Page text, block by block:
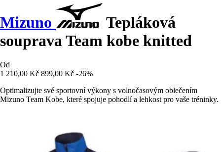
Mizuno
Tepláková
souprava Team kobe knitted
Od
1 210,00 Kč 899,00 Kč -26%
Optimalizujte své sportovní výkony s volnočasovým oblečením
Mizuno Team Kobe, které spojuje pohodlí a lehkost pro vaše tréninky.